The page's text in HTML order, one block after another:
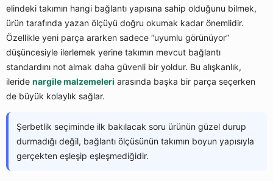
elindeki takımın hangi bağlantı yapısına sahip olduğunu bilmek,
ürün tarafında yazan ölçüyü doğru okumak kadar önemlidir.
Özellikle yeni parça ararken sadece “uyumlu görünüyor”
düşüncesiyle ilerlemek yerine takımın mevcut bağlantı
standardını not almak daha güvenli bir yoldur. Bu alışkanlık,
ileride nargile malzemeleri arasında başka bir parça seçerken
de büyük kolaylık sağlar.
Şerbetlik seçiminde ilk bakılacak soru ürünün güzel durup
durmadığı değil, bağlantı ölçüsünün takımın boyun yapısıyla
gerçekten eşleşip eşleşmediğidir.